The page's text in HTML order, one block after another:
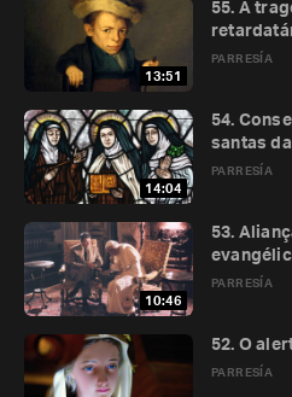
13:51
PARRESÍA
55. A
14:04
PARRESÍA
54.
santas
10:46
PARRESÍA
53.
PARRESÍA
52. O